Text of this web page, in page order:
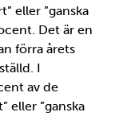
eller ”ganska
Det är en
förra årets
I
av de
eller ”ganska